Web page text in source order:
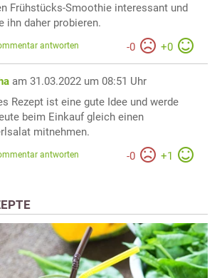
Frühstücks-Smoothie interessant und
ihn daher probieren.
-0 +0
antworten
am 31.03.2022 um 08:51 Uhr
Rezept ist eine gute Idee und werde
beim Einkauf gleich einen
mitnehmen.
-0 +1
antworten